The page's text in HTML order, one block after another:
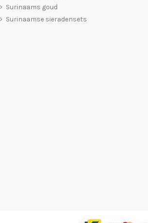
Surinaams goud
Surinaamse sieradensets